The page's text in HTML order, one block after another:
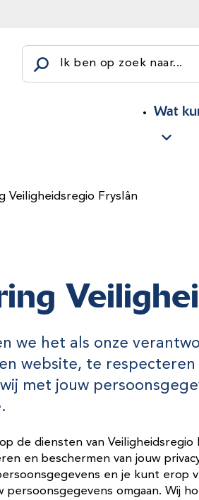
Wat
Ik ben op zoek naar...
Veiligheidsregio Fryslân
we het als onze
website, te
met jouw
de diensten van Veiligheidsregio
en beschermen van jouw
en je kunt erop
omgaan. Wij